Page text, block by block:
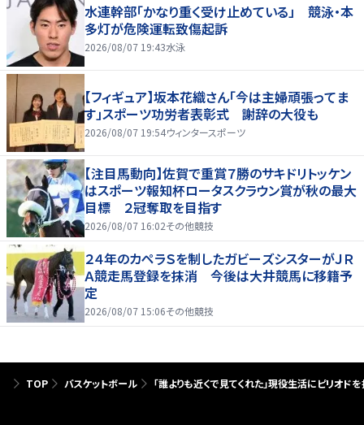
水連幹部「かなり重く受け止めている」 競泳・本
多灯が危険運転致傷起訴
2026/08/07 19:43水泳
【フィギュア】坂本花織さん「今は主婦頑張ってま
す」スポーツ功労者表彰式 謝辞の大役も
2026/08/07 19:54ウィンタースポーツ
【注目馬動向】佐賀で重賞７勝のサキドリトッケン
はスポーツ報知杯ロータスクラウン賞が秋の最大
目標 ２冠奪取を目指す
2026/08/07 16:02その他競技
２４年のカペラＳを制したガビーズシスターがＪＲ
Ａ競走馬登録を抹消 今後は大井競馬に移籍予
定
2026/08/07 15:06その他競技
TOP バスケットボール 「誰よりも近くで見てくれた」現役生活にピリオ